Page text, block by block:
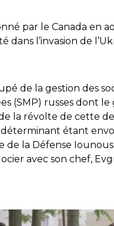
par le Canada en
dans l’invasion de
de la gestion des
(SMP) russes dont
la révolte de cette
déterminant étant
de la Défense
avec son chef,